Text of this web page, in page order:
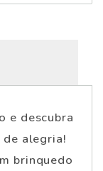
e descubra
alegria!
brinquedo